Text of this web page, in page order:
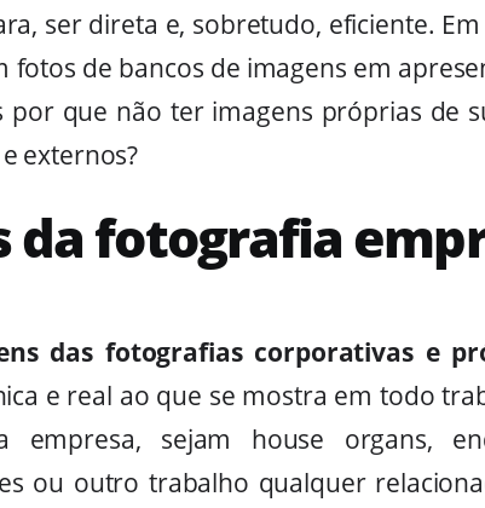
ser direta e, sobretudo, eficiente.
fotos de bancos de imagens em
por que não ter imagens próprias de
externos?
da fotografia
das fotografias corporativas e
e real ao que se mostra em todo
empresa, sejam house organs,
ou outro trabalho qualquer